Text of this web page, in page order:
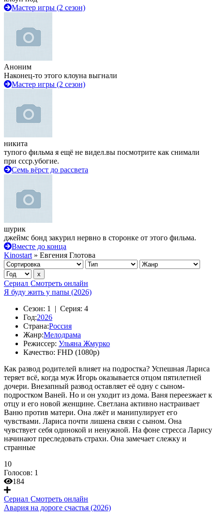
Мастер игры (2 сезон)
Аноним
Наконец-то этого клоуна выгнали
Мастер игры (2 сезон)
никита
тупого фильма я ещё не видел.вы посмотрите как снимали
при ссср.убогие.
Семь вёрст до рассвета
шурик
джеймс бонд закурил нервно в сторонке от этого фильма.
Вместе до конца
Kinostart » Евгения Глотова
Сериал Смотреть онлайн
Я буду жить у папы (2026)
Сезон: 1 | Серия: 4
Год:2026
Страна:Россия
Жанр:Мелодрама
Режиссер: Ульяна Жмурко
Качество: FHD (1080p)
Как развод родителей влияет на подростка? Успешная Лариса
теряет всё, когда муж Игорь оказывается отцом пятилетней
дочери. Внезапный развод оставляет её одну с сыном-
подростком Ваней. Но и он уходит из дома. Ваня переезжает к
отцу и его новой женщине. Светлана активно настраивает
Ваню против матери. Она лжёт и манипулирует его
чувствами. Лариса почти лишена связи с сыном. Она
чувствует себя одинокой и ненужной. На фоне стресса Ларису
начинают преследовать страхи. Она замечает слежку и
странные
10
Голосов: 1
184
Сериал Смотреть онлайн
Авария на дороге счастья (2026)